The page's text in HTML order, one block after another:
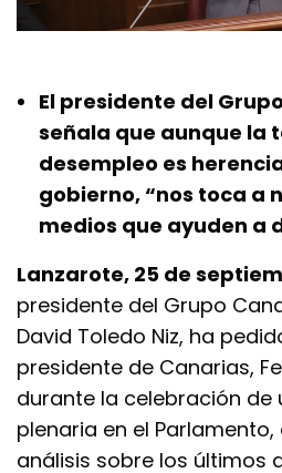
El presidente del
señala que aunque la
desempleo es
gobierno, “nos toca a
medios que ayuden a
Lanzarote, 25 de
presidente del Grupo
David Toledo Niz, ha
presidente de Canarias,
durante la celebración de
plenaria en el
análisis sobre los últimos